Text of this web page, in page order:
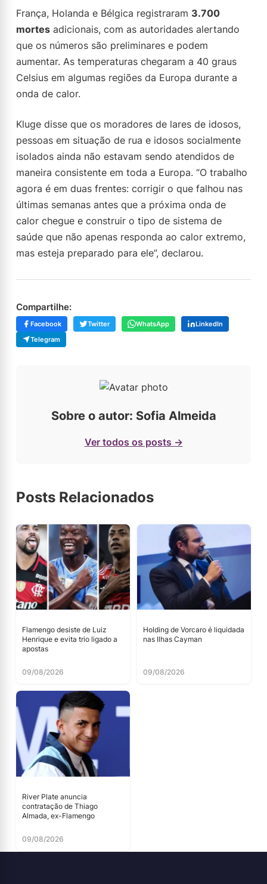
França, Holanda e Bélgica registraram 3.700
mortes adicionais, com as autoridades alertando
que os números são preliminares e podem
aumentar. As temperaturas chegaram a 40 graus
Celsius em algumas regiões da Europa durante a
onda de calor.
Kluge disse que os moradores de lares de idosos,
pessoas em situação de rua e idosos socialmente
isolados ainda não estavam sendo atendidos de
maneira consistente em toda a Europa. “O trabalho
agora é em duas frentes: corrigir o que falhou nas
últimas semanas antes que a próxima onda de
calor chegue e construir o tipo de sistema de
saúde que não apenas responda ao calor extremo,
mas esteja preparado para ele”, declarou.
Compartilhe:
Facebook Twitter WhatsApp
LinkedIn
Telegram
Sobre o autor: Sofia Almeida
Ver todos os posts →
Posts Relacionados
Flamengo desiste de Luiz
Henrique e evita trio ligado a
apostas
09/08/2026
Holding de Vorcaro é liquidada
nas Ilhas Cayman
09/08/2026
River Plate anuncia
contratação de Thiago
Almada, ex-Flamengo
09/08/2026